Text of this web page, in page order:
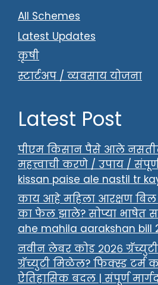
All Schemes
Latest Updates
कृषी
स्टार्टअप / व्यवसाय योजना
Latest Post
पीएम किसान पैसे आले
महत्त्वाची करणे / उपाय /
kissan paise ale nastil tr
काय आहे महिला आरक्षण
का फेल झाले? सोप्या भाषेत
ahe mahila aarakshan bill
नवीन लेबर कोड २०२६ ग्रॅच्युटी
ग्रॅच्युटी मिळेल? फिक्स्ड टर्म
ऐतिहासिक बदल | संपूर्ण